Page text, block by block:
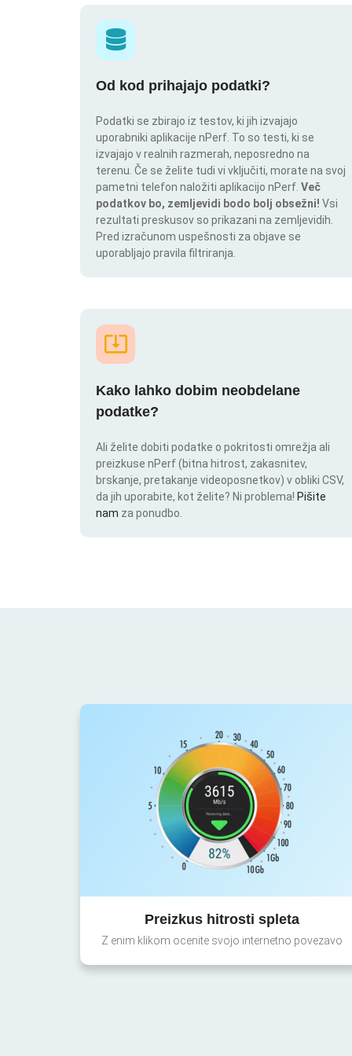
Od kod prihajajo podatki?
Podatki se zbirajo iz testov, ki jih izvajajo
uporabniki aplikacije nPerf. To so testi, ki se
izvajajo v realnih razmerah, neposredno na
terenu. Če se želite tudi vi vključiti, morate na svoj
pametni telefon naložiti aplikacijo nPerf. Več
podatkov bo, zemljevidi bodo bolj obsežni! Vsi
rezultati preskusov so prikazani na zemljevidih.
Pred izračunom uspešnosti za objave se
uporabljajo pravila filtriranja.
Kako lahko dobim neobdelane
podatke?
Ali želite dobiti podatke o pokritosti omrežja ali
preizkuse nPerf (bitna hitrost, zakasnitev,
brskanje, pretakanje videoposnetkov) v obliki CSV,
da jih uporabite, kot želite? Ni problema! Pišite
nam za ponudbo.
Preizkus hitrosti spleta
Z enim klikom ocenite svojo internetno povezavo